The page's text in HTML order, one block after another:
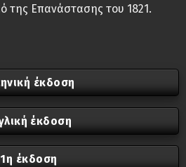
της Επανάστασης του 1821.
έκδοση
έκδοση
1η έκδοση